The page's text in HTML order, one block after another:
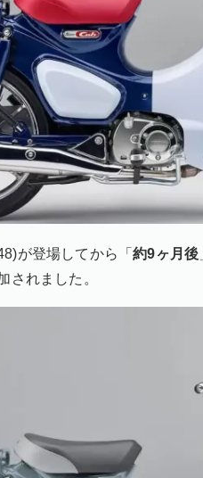
が登場してから「約9ヶ月後
されました。